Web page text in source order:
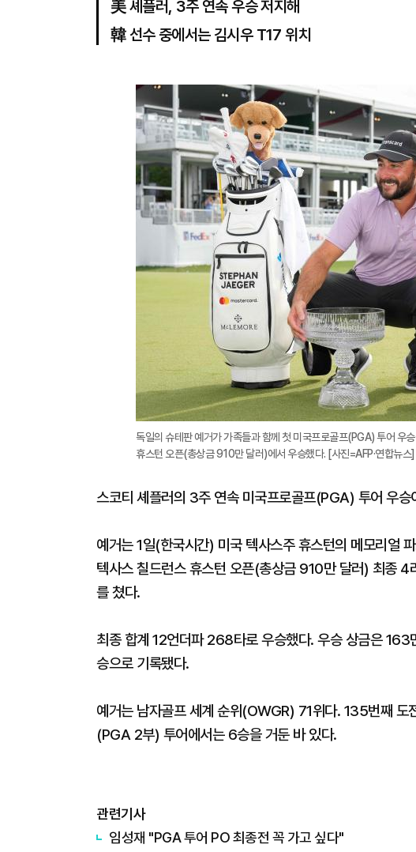
美 셰플러, 3주 연속 우승 저지해
韓 선수 중에서는 김시우 T17 위치
독일의 슈테판 예거가 가족들과 함께 첫 미국프로골프(PGA) 투어 우
휴스턴 오픈(총상금 910만 달러)에서 우승했다. [사진=AFP·연합뉴스]
스코티 셰플러의 3주 연속 미국프로골프(PGA) 투어 우승
예거는 1일(한국시간) 미국 텍사스주 휴스턴의 메모리
텍사스 칠드런스 휴스턴 오픈(총상금 910만 달러) 최종
를 쳤다.
최종 합계 12언더파 268타로 우승했다. 우승 상금은
승으로 기록됐다.
예거는 남자골프 세계 순위(OWGR) 71위다. 135번째 도
(PGA 2부) 투어에서는 6승을 거둔 바 있다.
관련기사
임성재 "PGA 투어 PO 최종전 꼭 가고 싶다"